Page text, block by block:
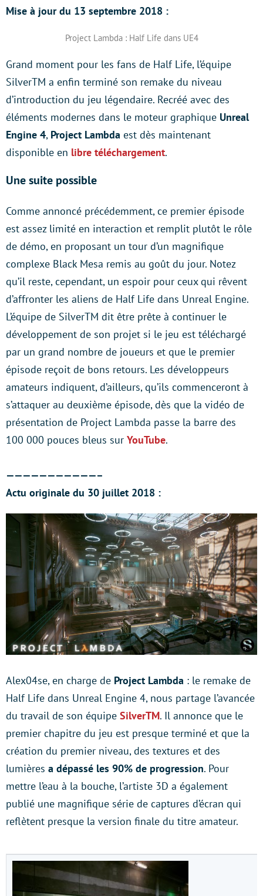
Mise à jour du 13 septembre 2018 :
Project Lambda : Half Life dans UE4
Grand moment pour les fans de Half Life, l’équipe
SilverTM a enfin terminé son remake du niveau
d’introduction du jeu légendaire. Recréé avec des
éléments modernes dans le moteur graphique Unreal
Engine 4, Project Lambda est dès maintenant
disponible en libre téléchargement.
Une suite possible
Comme annoncé précédemment, ce premier épisode
est assez limité en interaction et remplit plutôt le rôle
de démo, en proposant un tour d’un magnifique
complexe Black Mesa remis au goût du jour. Notez
qu’il reste, cependant, un espoir pour ceux qui rêvent
d’affronter les aliens de Half Life dans Unreal Engine.
L’équipe de SilverTM dit être prête à continuer le
développement de son projet si le jeu est téléchargé
par un grand nombre de joueurs et que le premier
épisode reçoit de bons retours. Les développeurs
amateurs indiquent, d’ailleurs, qu’ils commenceront à
s’attaquer au deuxième épisode, dès que la vidéo de
présentation de Project Lambda passe la barre des
100 000 pouces bleus sur YouTube.
———————————–
Actu originale du 30 juillet 2018 :
Alex04se, en charge de Project Lambda : le remake de
Half Life dans Unreal Engine 4, nous partage l’avancée
du travail de son équipe SilverTM. Il annonce que le
premier chapitre du jeu est presque terminé et que la
création du premier niveau, des textures et des
lumières a dépassé les 90% de progression. Pour
mettre l’eau à la bouche, l’artiste 3D a également
publié une magnifique série de captures d’écran qui
reflètent presque la version finale du titre amateur.